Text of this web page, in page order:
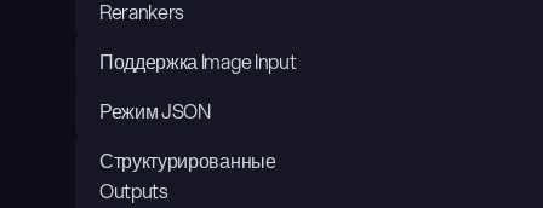
Rerankers
Поддержка Image Input
Режим JSON
Структурированные
Outputs